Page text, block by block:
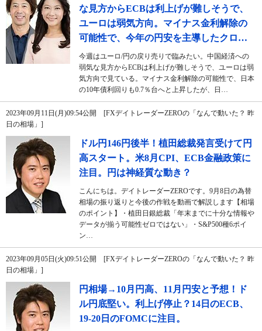
な見方からECBは利上げが難しそうで、
ユーロは弱気方向。マイナス金利解除の
可能性で、今年の円安を主導したクロ…
今週はユーロ/円の戻り売りで臨みたい。中国経済への
弱気な見方からECBは利上げが難しそうで、ユーロは弱
気方向で見ている。マイナス金利解除の可能性で、日本
の10年債利回りも0.7％台へと上昇したが、日…
2023年09月11日(月)09:54公開 [FXデイトレーダーZEROの「なんで動いた？ 昨
日の相場」]
ドル円146円後半！植田総裁発言受けて円
高スタート。米8月CPI、ECB金融政策に
注目。円は神経質な動き？
こんにちは。デイトレーダーZEROです。9月8日の為替
相場の振り返りと今後の作戦を動画で解説します【相場
のポイント】・植田日銀総裁「年末までに十分な情報や
データが揃う可能性ゼロではない」・S&P500種6ポイ
ン…
2023年09月05日(火)09:51公開 [FXデイトレーダーZEROの「なんで動いた？ 昨
日の相場」]
円相場→10月円高、11月円安と予想！ド
ル円底堅い。利上げ停止？14日のECB、
19-20日のFOMCに注目。